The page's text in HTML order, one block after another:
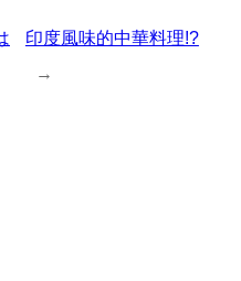
印度風味的中華料理!?
→